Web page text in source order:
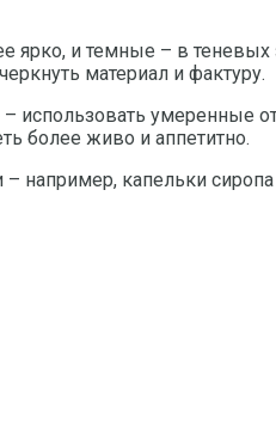
ярко, и темные – в
материал и фактуру.
использовать умеренные
более живо и аппетитно.
капельки